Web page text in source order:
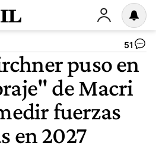
51
puso en
de Macri
fuerzas
en 2027